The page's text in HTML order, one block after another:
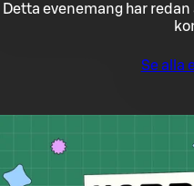
Detta evenemang har
Se alla